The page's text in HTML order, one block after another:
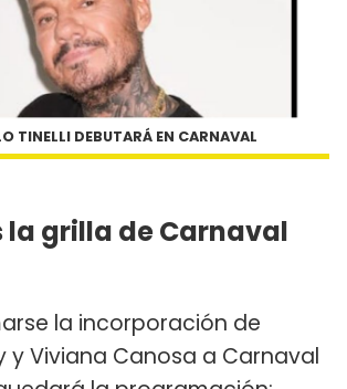
TINELLI DEBUTARÁ EN CARNAVAL
la grilla de Carnaval
la incorporación de
y Viviana Canosa a Carnaval